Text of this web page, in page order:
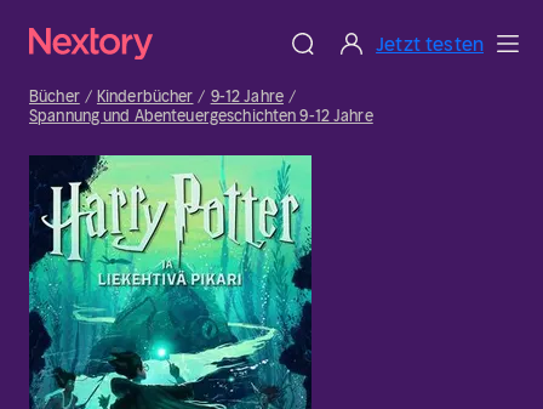
Jetzt testen
Bücher Kinderbücher
9-12 Jahre
Spannung und Abenteuergeschichten 9-12 Jahre